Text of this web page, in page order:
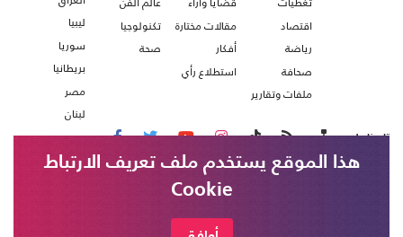
اقتصاد
رياضة
صحافة
ملفات وتقارير
مقالات مختارة
أفكار
استطلاع رأي
تكنولوجيا
صحة
ليبيا
سوريا
بريطانيا
مصر
لبنان
تابعنا على
هذا الموقع يستخدم ملف تعريف الارتباط
Cookie